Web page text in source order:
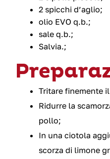
2 spicchi d’aglio;
olio EVO q.b.;
sale q.b.;
Salvia.;
Tritare finemente
Ridurre la
pollo;
In una ciotola
scorza di limone